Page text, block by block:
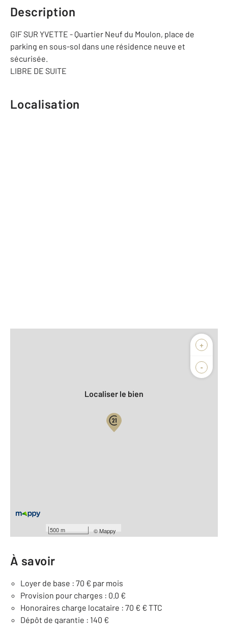
Description
GIF SUR YVETTE - Quartier Neuf du Moulon, place de
parking en sous-sol dans une résidence neuve et
sécurisée.
LIBRE DE SUITE
Localisation
+
-
500 m ©Mappy
Localiser le bien
Général
Videophone
À savoir
Loyer de base : 70 € par mois
Provision pour charges : 0.0 €
Honoraires charge locataire : 70 € € TTC
Dépôt de garantie : 140 €